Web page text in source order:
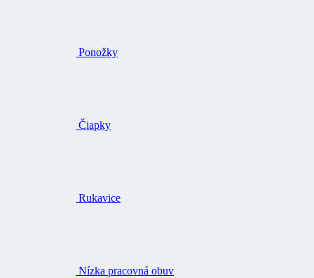
Ponožky
Čiapky
Rukavice
Nízka pracovná obuv